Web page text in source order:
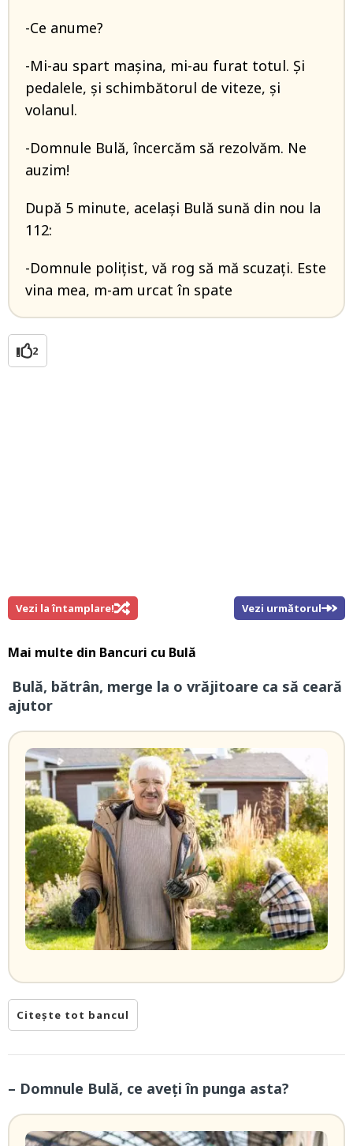
-Ce anume?
-Mi-au spart mașina, mi-au furat totul. Și
pedalele, și schimbătorul de viteze, și
volanul.
-Domnule Bulă, încercăm să rezolvăm. Ne
auzim!
După 5 minute, același Bulă sună din nou la
112:
-Domnule polițist, vă rog să mă scuzați. Este
vina mea, m-am urcat în spate
2
Vezi la întamplare! Vezi următorul
Mai multe din Bancuri cu Bulă
Bulă, bătrân, merge la o vrăjitoare ca să ceară
ajutor
Citește tot bancul
– Domnule Bulă, ce aveți în punga asta?